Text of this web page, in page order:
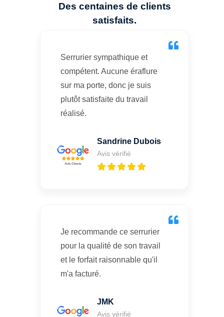
Des centaines de clients
satisfaits.
Serrurier sympathique et
compétent. Aucune éraflure
sur ma porte, donc je suis
plutôt satisfaite du travail
réalisé.
Sandrine Dubois
Avis vérifié
Je recommande ce serrurier
pour la qualité de son travail
et le forfait raisonnable qu'il
m'a facturé.
JMK
Avis vérifié